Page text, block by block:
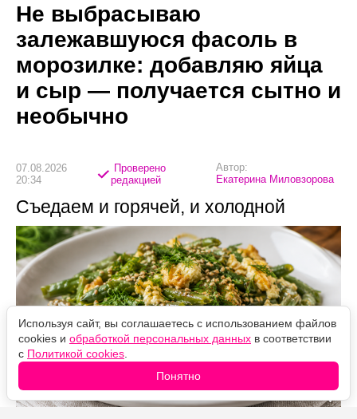
Не выбрасываю
залежавшуюся фасоль в
морозилке: добавляю яйца
и сыр — получается сытно и
необычно
07.08.2026
20:34
Проверено
редакцией
Автор:
Екатерина Миловзорова
Съедаем и горячей, и холодной
Используя сайт, вы соглашаетесь с использованием файлов
cookies и обработкой персональных данных в соответствии
с Политикой cookies
Понятно